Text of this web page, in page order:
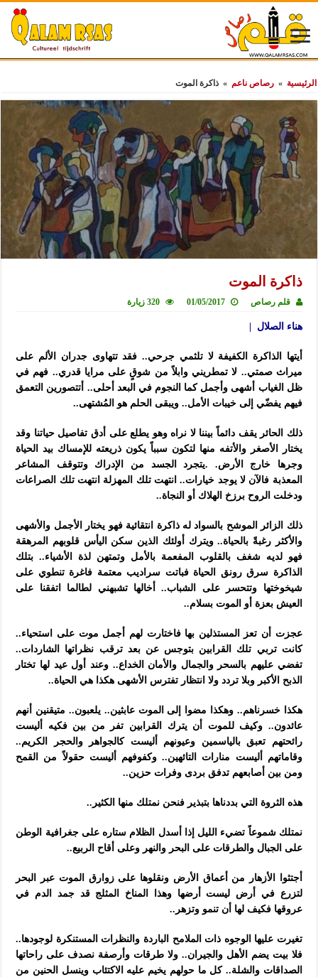
الرئيسية » رصاص ناعم » ذاكرة الموت
ذاكرة الموت
قلم رصاص 01/05/2017 320 زيارة
هناء الصلال |
أيتها الذاكرة الكفيفة لا تلثمي جرحي.. فقد تتهاوى جدران الألم على
ميراث صمتي.. لا تمطريني وابلاً من شوقٍ على مرايا قدري.. فهم في
ظل الغياب أشهى وأجمل كما النجوم في البعد أحلى.. أتتصورين التعمق
فيهم يفضّي إلى خيبات الأمل.. ويبقى الحلم هو المُشتهى..
ذلك الحائر يقف دائماً بيننا لا نراه وهو يطلع على أدق تفاصيل حياتنا وقد
يختار الأصغر والأتفه منها لتكون سبباً يكون ذريعته للإمساك بيد الحياة
وجرها خارج الأرض. .يتجرد الجسد من الإدراك وتتوقف المشاعر
المعذبة فالآن لا يوجد خيارات.. انتهت تلك المهزلة انتهت تلك الصراعات
ودخلت الروح برزخ الهلاك أو النجاة..
ذلك الزائر الموشح بالسواد له ذاكرة انتقائية فهو يختار الأجمل والأشهى
والأكثر رغبةً بالحياة.. ويترك أولئك الذين سكن اليأس قلوبهم المرهقة
فهو لديه شغف بالقلوب المفعمة بالأمل وتمتهن لذة الأشياء.. بتلك
الذاكرة سرق رونق الحياة فباتت سراديب معتمة فاغرة تنطوي على
شيخوختها وتتحسر على الشباب.. أخالها تشبهني لطالما اتفقنا على
العيش بعزة أو الموت بسلام..
عجزت أن تعز المستذلين بها فاختارت لهم أجمل موت على استحياء..
كانت تربي تلك القرابين بتوجس عن بعد ترقب نظراتها الشاردات..
تفضي عليهم بالسحر والجمال والأمان الخداع.. وعند أول عيد لها تختار
الذبح الأكبر وبلا تردد ولا انتظار تفترس الأشهى هكذا هي الحياة..
هكذا خسرناهم.. وهكذا مضوا إلى الموت عابثين.. يلعبون.. متيقنين أنهم
عائدون.. وكيف للموت أن يترك القرابين تفر من بين فكيه أليست
رائحتهم تعبق بالياسمين وعيونهم أليست كالجواهر والحجر الكريم..
وقاماتهم أليست منارات التائهين.. وكفوفهم أليست حقولاً من القمح
ومن بين أصابعهم تدفق بردى وفرات حزين..
هذه الثروة التي بددناها بتبذير فنحن نمتلك منها الكثير..
نمتلك شموعاً تضيء الليل إذا أسدل الظلام ستاره على جغرافية الوطن
على الجبال والطرقات على البحر والنهر وعلى أقاح الربيع..
أجتثوا الأزهار من أعماق الأرض ونقلوها على زوارق الموت عبر البحر
لتزرع في أرض ليست أرضها وهذا المناخ المثلج قد جمد الدم في
عروقها فكيف لها أن تنمو وتزهر..
تغيرت عليها الوجوه ذات الملامح الباردة والنظرات المستنكرة لوجودها..
فلا بيت يضم الأهل والجيران.. ولا طرقات وأرصفة نصدف على راحاتها
الصداقات والشلة.. كل ما حولهم يخيم عليه الاكتئاب وينسل الحنين من